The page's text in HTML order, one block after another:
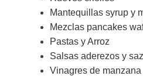
Mantequillas syrup y
Mezclas pancakes
Pastas y Arroz
Salsas aderezos y
Vinagres de manzana